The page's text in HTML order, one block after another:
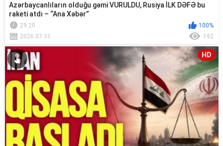
Azərbaycanlıların olduğu gəmi VURULDU, Rusiya İLK DƏFƏ bu
raketi atdı – “Ana Xəbər”
29:20
100%
2026.07.31
192
HD